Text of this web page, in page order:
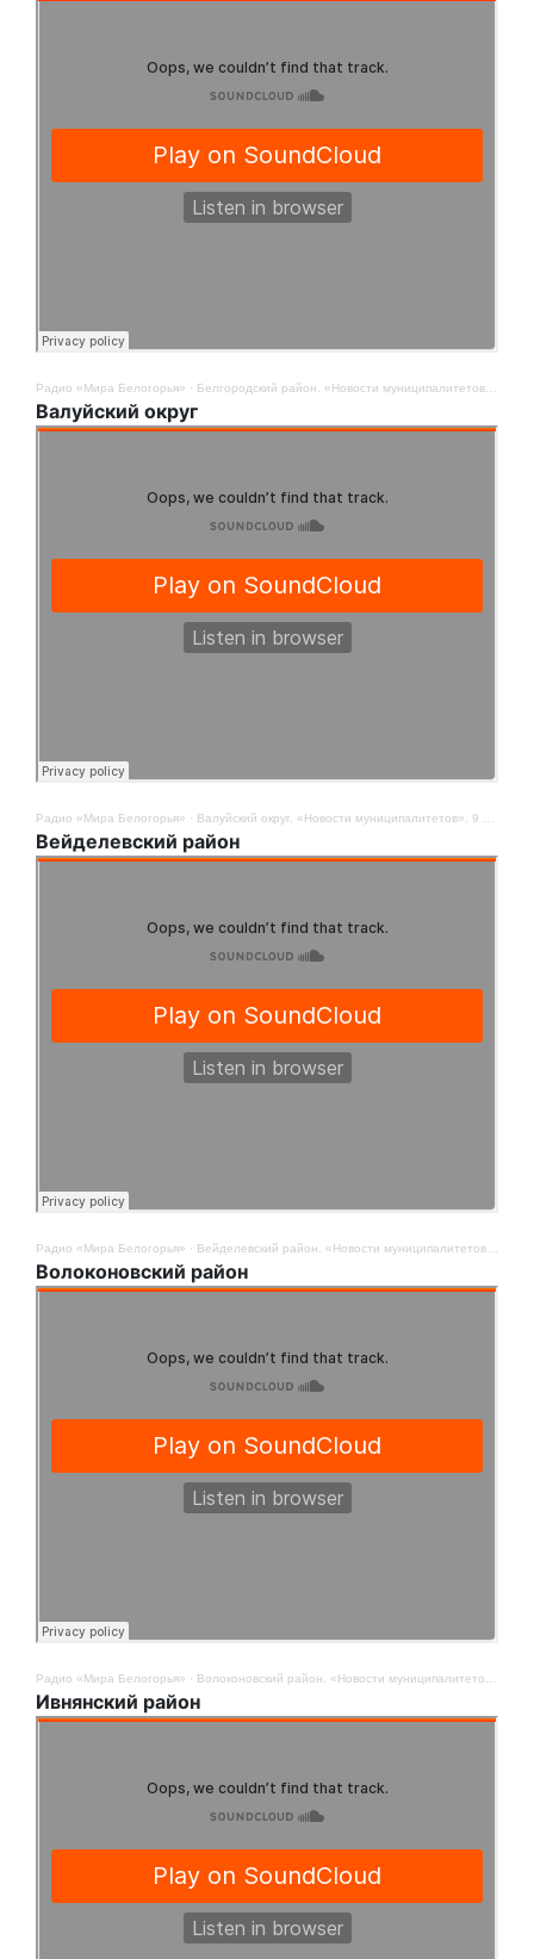
Радио «Мира Белогорья» · Белгородский район. «Новости муниципалитетов». 9 мая
Валуйский округ
Радио «Мира Белогорья» · Валуйский округ. «Новости муниципалитетов». 9 мая
Вейделевский район
Радио «Мира Белогорья» · Вейделевский район. «Новости муниципалитетов». 9 мая
Волоконовский район
Радио «Мира Белогорья» · Волоконовский район. «Новости муниципалитетов». 9 мая
Ивнянский район